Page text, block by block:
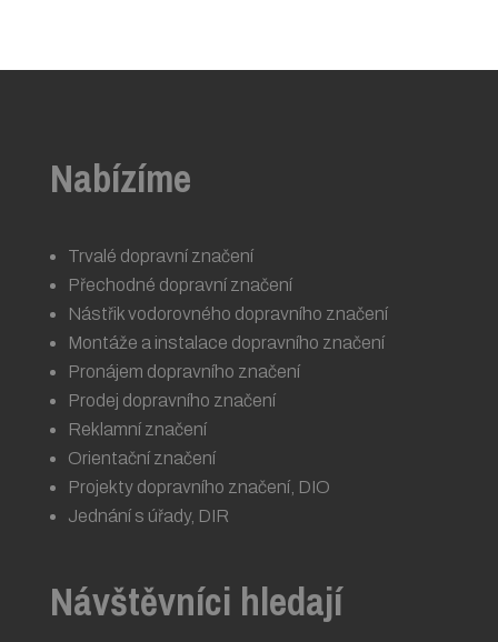
Nabízíme
Trvalé dopravní značení
Přechodné dopravní značení
Nástřik vodorovného dopravního značení
Montáže a instalace dopravního značení
Pronájem dopravního značení
Prodej dopravního značení
Reklamní značení
Orientační značení
Projekty dopravního značení, DIO
Jednání s úřady, DIR
Návštěvníci hledají